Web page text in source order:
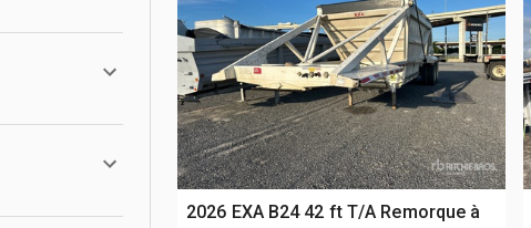
2026 EXA B24 42 ft T/A Remorque à